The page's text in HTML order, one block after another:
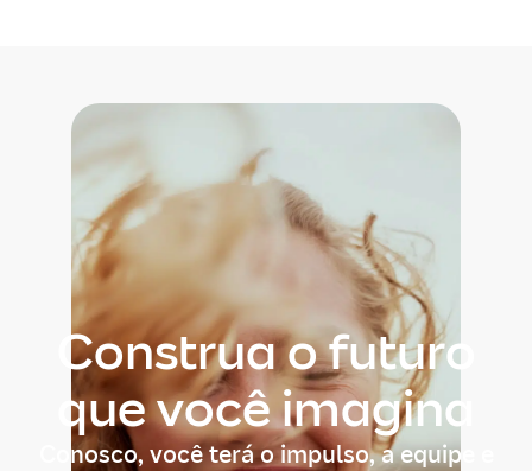
Construa o futuro
que você imagina
Conosco, você terá o impulso, a equipe e